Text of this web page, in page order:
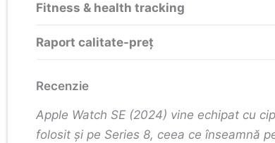
Fitness & health tracking
Raport calitate-preț
Recenzie
Apple Watch SE (2024) vine echipat cu
folosit și pe Series 8, ceea ce înseamnă